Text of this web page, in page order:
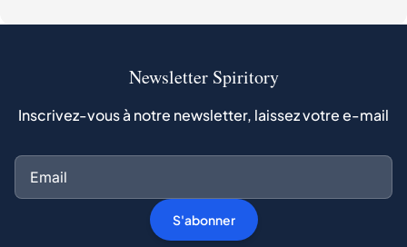
Newsletter Spiritory
Inscrivez-vous à notre newsletter, laissez votre e-mail
S'abonner